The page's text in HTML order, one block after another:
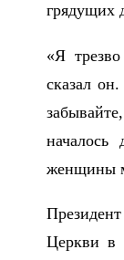
грядущих
«Я
сказал
женщины
Церкви в